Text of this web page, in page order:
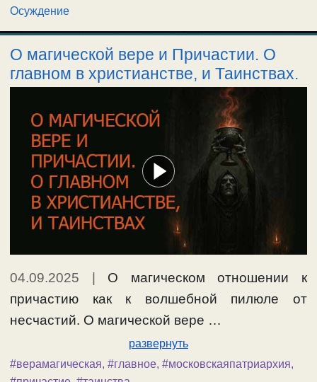
Осуждение
О магической вере и Причастии. О
главном в христианстве, и Таинствах.
04.09.2025
О магическом отношении к
причастию как к волшебной пилюле от
несчастий. О магической вере …
развернуть
#верамагическая, #главное, #московскаяпатриархия,